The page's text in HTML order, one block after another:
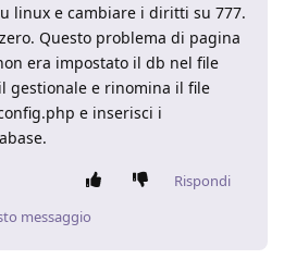
linux e cambiare i diritti su 777.
Questo problema di pagina
era impostato il db nel file
gestionale e rinomina il file
e inserisci i
Rispondi
messaggio